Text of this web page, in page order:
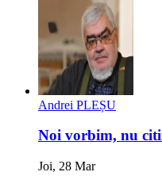
Andrei PLEȘU
Noi vorbim, nu
Joi, 28 Mar